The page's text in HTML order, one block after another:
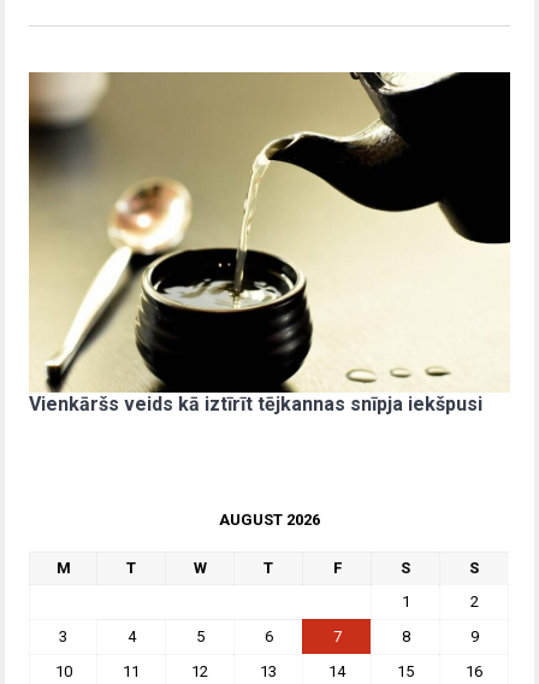
Vienkāršs veids kā iztīrīt tējkannas snīpja iekšpusi
AUGUST 2026
M T W T F S
S
1
2
3
4 5 6 7 8
9
10
11 12 13 14 15
16